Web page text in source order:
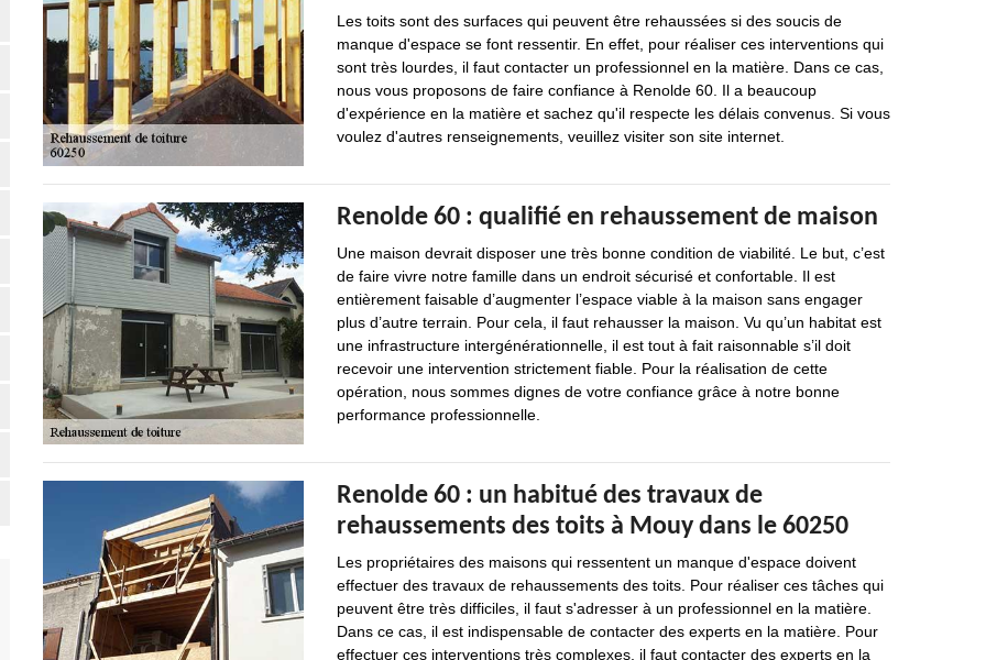
Les toits sont des surfaces qui peuvent être rehaussées si des soucis de
manque d'espace se font ressentir. En effet, pour réaliser ces interventions qui
sont très lourdes, il faut contacter un professionnel en la matière. Dans ce cas,
nous vous proposons de faire confiance à Renolde 60. Il a beaucoup
d'expérience en la matière et sachez qu'il respecte les délais convenus. Si vous
voulez d'autres renseignements, veuillez visiter son site internet.
Renolde 60 : qualifié en rehaussement de maison
Une maison devrait disposer une très bonne condition de viabilité. Le but, c’est
de faire vivre notre famille dans un endroit sécurisé et confortable. Il est
entièrement faisable d’augmenter l’espace viable à la maison sans engager
plus d’autre terrain. Pour cela, il faut rehausser la maison. Vu qu’un habitat est
une infrastructure intergénérationnelle, il est tout à fait raisonnable s’il doit
recevoir une intervention strictement fiable. Pour la réalisation de cette
opération, nous sommes dignes de votre confiance grâce à notre bonne
performance professionnelle.
Renolde 60 : un habitué des travaux de
rehaussements des toits à Mouy dans le 60250
Les propriétaires des maisons qui ressentent un manque d'espace doivent
effectuer des travaux de rehaussements des toits. Pour réaliser ces tâches qui
peuvent être très difficiles, il faut s'adresser à un professionnel en la matière.
Dans ce cas, il est indispensable de contacter des experts en la matière. Pour
effectuer ces interventions très complexes, il faut contacter des experts en la